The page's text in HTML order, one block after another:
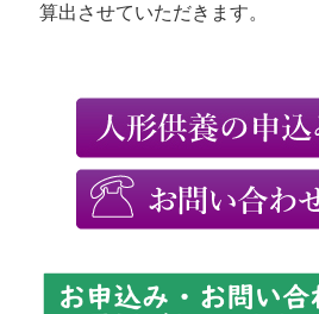
算出させていただきます。